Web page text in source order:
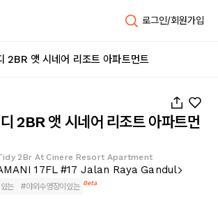
로그인/회원가입
2BR 앳 시네어 리조트 아파트먼트
2BR 앳 시네어 리조트 아파트먼
2Br At Cinere Resort Apartment
17FL #17 Jalan Raya Gandul
는 #야외수영장이있는 Beta